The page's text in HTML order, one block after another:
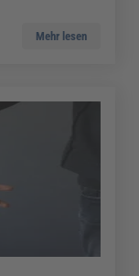
Mehr lesen